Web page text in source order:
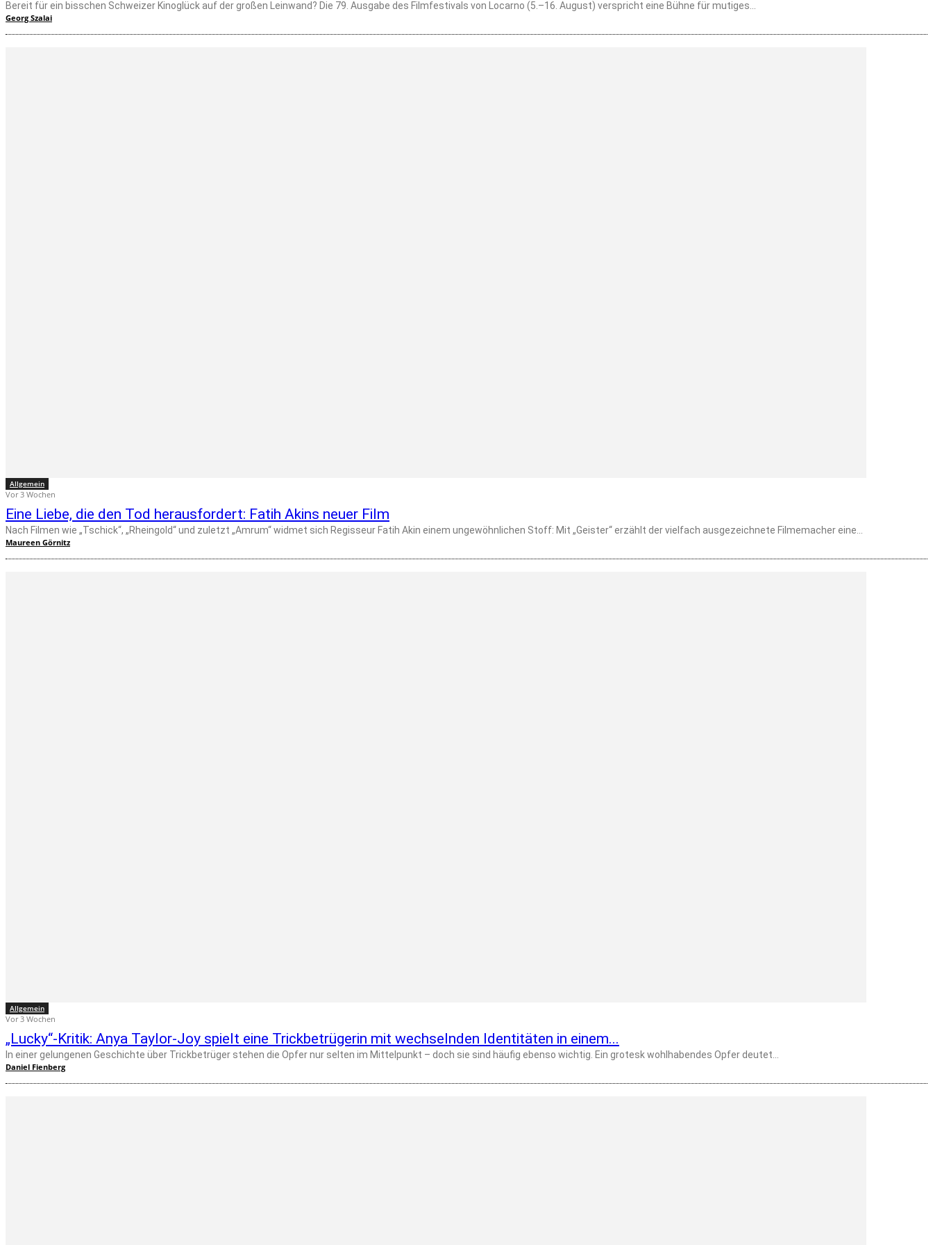
Bereit für ein bisschen Schweizer Kinoglück auf der großen Leinwand? Die 79. Ausgabe des Filmfestivals von Locarno (5.–16. August) verspricht eine Bühne für mutiges...
Georg Szalai
Allgemein
Vor 3 Wochen
Eine Liebe, die den Tod herausfordert: Fatih Akins neuer Film
Nach Filmen wie „Tschick“, „Rheingold“ und zuletzt „Amrum“ widmet sich Regisseur Fatih Akin einem ungewöhnlichen Stoff: Mit „Geister“ erzählt der vielfach ausgezeichnete Filmemacher eine...
Maureen Görnitz
Allgemein
Vor 3 Wochen
„Lucky“-Kritik: Anya Taylor-Joy spielt eine Trickbetrügerin mit wechselnden Identitäten in einem...
In einer gelungenen Geschichte über Trickbetrüger stehen die Opfer nur selten im Mittelpunkt – doch sie sind häufig ebenso wichtig. Ein grotesk wohlhabendes Opfer deutet...
Daniel Fienberg